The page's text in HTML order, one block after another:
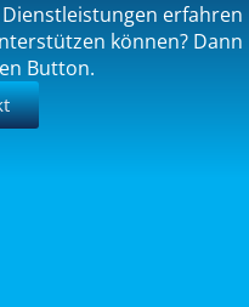
erfahren
können? Dann
Button.